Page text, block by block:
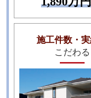
施工件数・
こだわる